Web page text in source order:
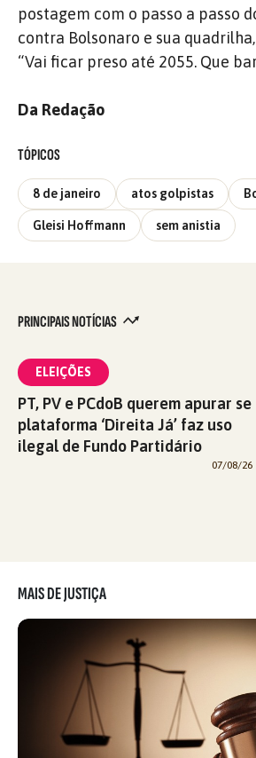
postagem com o passo a passo
contra Bolsonaro e sua
“Vai ficar preso até 2055. Que
Da Redação
TÓPICOS
8 de janeiro atos golpistas
Gleisi Hoffmann sem anistia
PRINCIPAIS NOTÍCIAS
ELEIÇÕES
PT, PV e PCdoB querem apurar se
plataforma ‘Direita Já’ faz uso
ilegal de Fundo Partidário
07/08/26
MAIS DE JUSTIÇA